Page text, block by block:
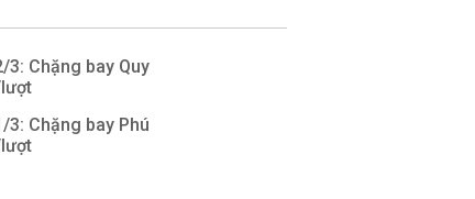
3: Chặng bay Quy
3: Chặng bay Phú